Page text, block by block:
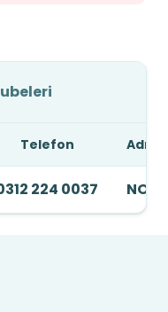
Telefon Adres
224 0037 NO:7